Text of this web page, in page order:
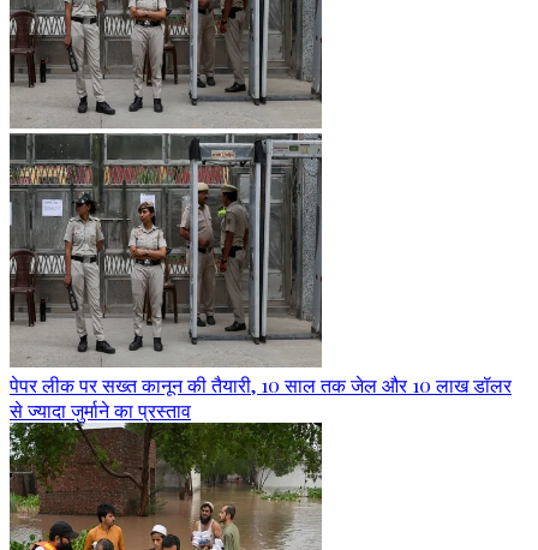
पेपर लीक पर सख्त कानून की तैयारी, 10 साल तक जेल और 10 लाख डॉलर
से ज्यादा जुर्माने का प्रस्ताव